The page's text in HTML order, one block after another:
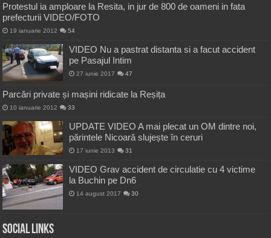
Protestul ia amploare la Resita, in jur de 800 de oameni in fata
prefecturii VIDEO/FOTO
19 ianuarie 2012 54
VIDEO Nu a pastrat distanta si a facut accident
pe Pasajul Intim
27 iunie 2017 47
Parcări private și mașini ridicate la Reșița
10 ianuarie 2012 33
UPDATE VIDEO A mai plecat un OM dintre noi,
părintele Nicoară slujește în ceruri
17 iunie 2013 31
VIDEO Grav accident de circulatie cu 4 victime
la Buchin pe Dn6
14 august 2017 30
Social Links